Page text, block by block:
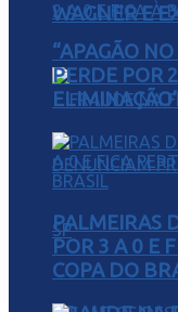
WAGNER E
“APAGÃO
PERDE POR
PALMEIRAS
POR 3 A 0 E
COPA DO